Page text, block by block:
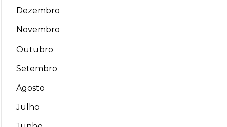
Dezembro
Novembro
Outubro
Setembro
Agosto
Julho